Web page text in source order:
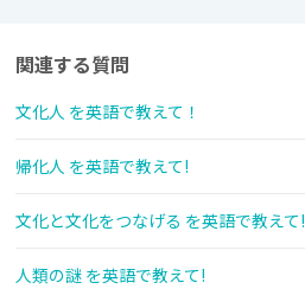
関連する質問
文化人 を英語で教えて！
帰化人 を英語で教えて!
文化と文化をつなげる を英語で教えて!
人類の謎 を英語で教えて!